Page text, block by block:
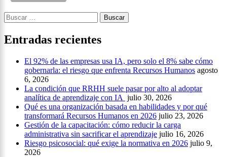
Buscar:
Entradas recientes
El 92% de las empresas usa IA, pero solo el 8% sabe cómo
gobernarla: el riesgo que enfrenta Recursos Humanos agosto
6, 2026
La condición que RRHH suele pasar por alto al adoptar
analítica de aprendizaje con IA julio 30, 2026
Qué es una organización basada en habilidades y por qué
transformará Recursos Humanos en 2026 julio 23, 2026
Gestión de la capacitación: cómo reducir la carga
administrativa sin sacrificar el aprendizaje julio 16, 2026
Riesgo psicosocial: qué exige la normativa en 2026 julio 9,
2026